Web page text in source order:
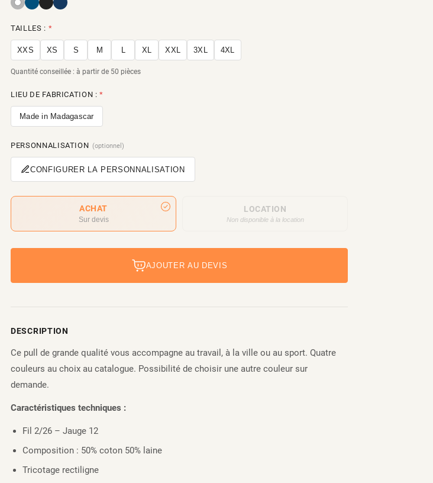
TAILLES : *
XXS XS S M L XL XXL 3XL 4XL
Quantité conseillée : à partir de 50 pièces
LIEU DE FABRICATION :*
Made in Madagascar
PERSONNALISATION (optionnel)
CONFIGURER LA PERSONNALISATION
ACHAT
Sur devis
LOCATION
Non disponible à la location
AJOUTER AU DEVIS
DESCRIPTION
Ce pull de grande qualité vous accompagne au travail, à la ville ou au sport. Quatre
couleurs au choix au catalogue. Possibilité de choisir une autre couleur sur
demande.
Caractéristiques techniques :
Fil 2/26 – Jauge 12
Composition : 50% coton 50% laine
Tricotage rectiligne